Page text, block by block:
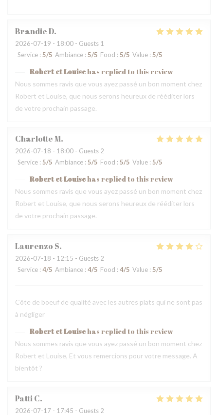
BrandieD
2026-07-19 - 18:00 - Guests 1
Service : 5/5 Ambiance : 5/5 Food : 5/5 Value : 5/5
Robert et Louisehas replied to this review
Nous sommes ravis que vous ayez passé un bon moment chez
Robert et Louise, que nous serons heureux de rééditer lors
de votre prochain passage.
CharlotteM
2026-07-18 - 18:00 - Guests 2
Service : 5/5 Ambiance : 5/5 Food : 5/5 Value : 5/5
Robert et Louisehas replied to this review
Nous sommes ravis que vous ayez passé un bon moment chez
Robert et Louise, que nous serons heureux de rééditer lors
de votre prochain passage.
Laurenzo S
2026-07-18 - 12:15 - Guests 2
Service : 4/5 Ambiance : 4/5 Food : 4/5 Value : 5/5
Côte de boeuf de qualité avec les autres plats qui ne sont pas
à négliger
Robert et Louisehas replied to this review
Nous sommes ravis que vous ayez passé un bon moment chez
Robert et Louise, Et vous remercions pour votre message. A
bientôt ?
PattiC
2026-07-17 - 17:45 - Guests 2